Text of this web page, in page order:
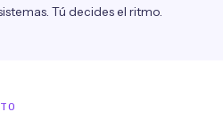
Tú decides el ritmo.